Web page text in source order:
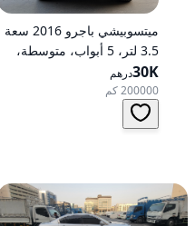
ميتسوبيشي باجرو 2016 سعة
3.5 لتر، 5 أبواب، متوسطة،
تعمل بالبنزين، أوتوماتيكية، دفع
رباعي
30Kدرهم
200000 كم